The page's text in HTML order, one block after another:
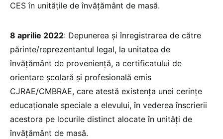
CES în unitățile de învățământ de masă.
8 aprilie 2022: Depunerea și înregistrarea de către
părinte/reprezentantul legal, la unitatea de
învățământ de proveniență, a certificatului de
orientare școlară și profesională emis
CJRAE/CMBRAE, care atestă existența unei cerințe
educaționale speciale a elevului, în vederea înscrierii
acestora pe locurile distinct alocate în unități de
învățământ de masă.